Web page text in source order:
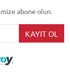
abone olun.
KAYIT OL